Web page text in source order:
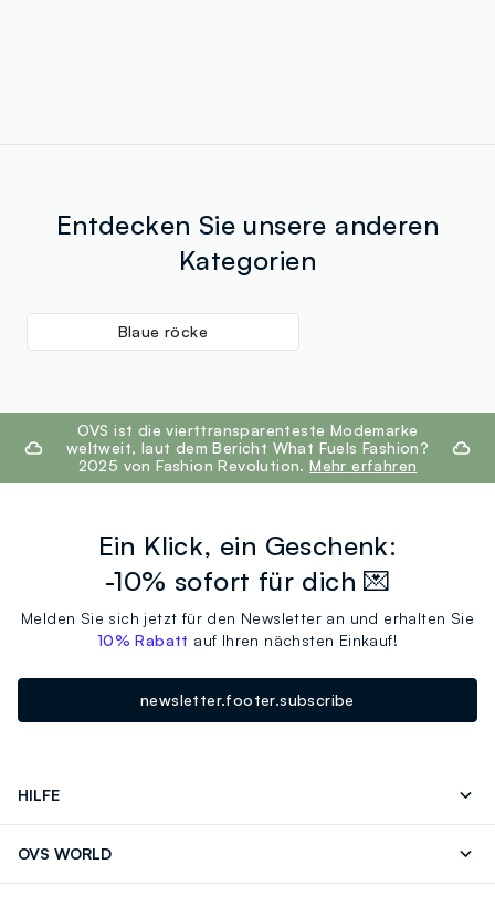
Entdecken Sie unsere anderen
Kategorien
Blaue röcke
footer.ariatitleOVS ist die vierttransparenteste Modemarke
weltweit, laut dem Bericht What Fuels Fashion?
2025 von Fashion Revolution.Mehr erfahren
Ein Klick, ein Geschenk:
-10% sofort für dich 💌
Melden Sie sich jetzt für den Newsletter an und erhalten Sie
10% Rabatt auf Ihren nächsten Einkauf!
newsletter.footer.subscribe
HILFE
Bestellung/Rücksendung
OVS WORLD